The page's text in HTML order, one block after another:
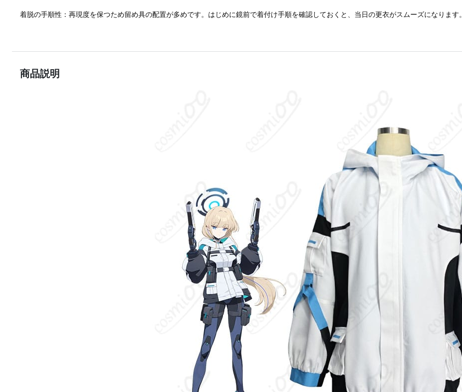
着脱の手順性：再現度を保つため留め具の配置が多めです。はじめに鏡前で着付け手順を確認しておくと、当日の更衣がスムーズになります。
商品説明